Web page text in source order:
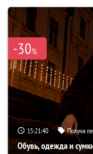
-30%
15:21:39 Получи
Обувь, одежда и